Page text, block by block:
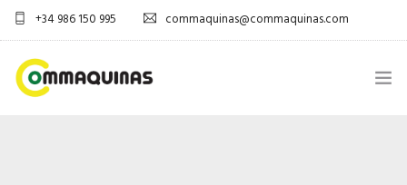
+34 986 150 995 commaquinas@commaquinas.com